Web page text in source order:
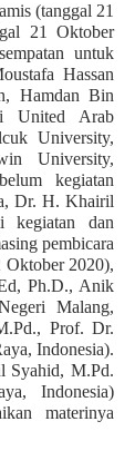
(tanggal 21
21 Oktober
untuk
Hassan
Hamdan Bin
United Arab
University,
University,
kegiatan
Dr. H. Khairil
kegiatan dan
pembicara
Oktober 2020),
Ph.D., Anik
Malang,
Prof. Dr.
Indonesia).
Syahid, M.Pd.
Indonesia)
materinya